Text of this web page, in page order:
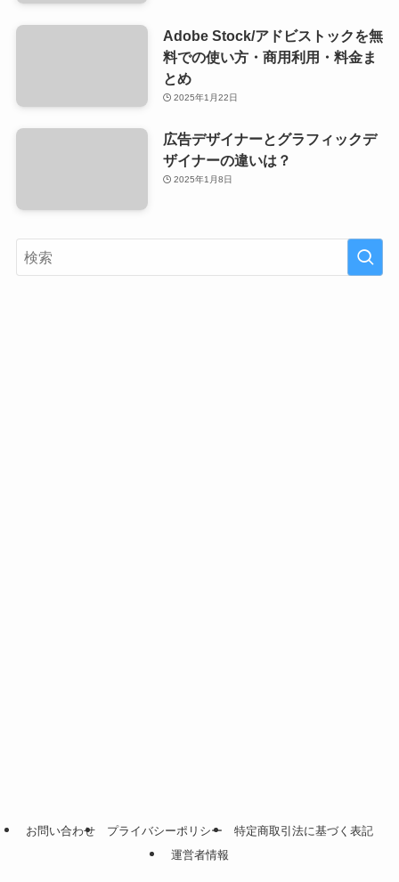
Adobe Stock/アドビストックを無
料での使い方・商用利用・料金ま
とめ
2025年1月22日
広告デザイナーとグラフィックデ
ザイナーの違いは？
2025年1月8日
お問い合わせ プライバシーポリシー
特定商取引法に基づく表記
運営者情報